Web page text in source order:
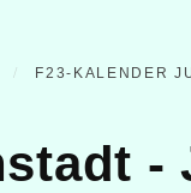
F23-KALENDER